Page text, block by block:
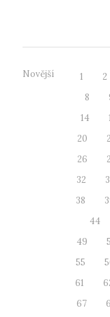
Novější 1 2
8
14
20
26
32
38
44
49
55
61
67